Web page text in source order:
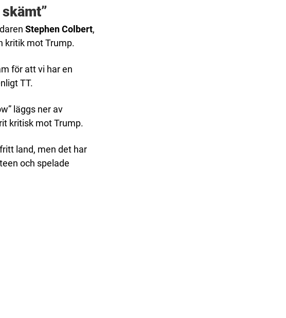
Stephen Colbert,
kritik mot Trump.
för att vi har en
TT.
läggs ner av
kritisk mot Trump.
land, men det har
och spelade